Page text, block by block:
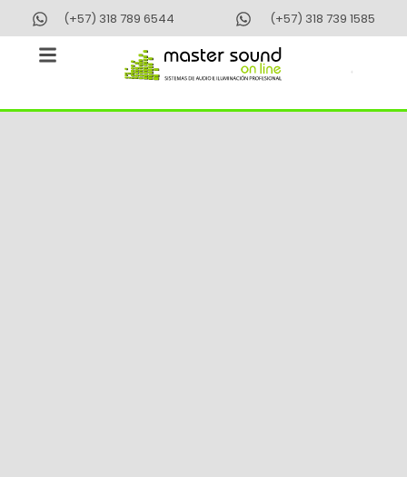
contenido
(+57) 318 789 6544 (+57) 318 739 1585